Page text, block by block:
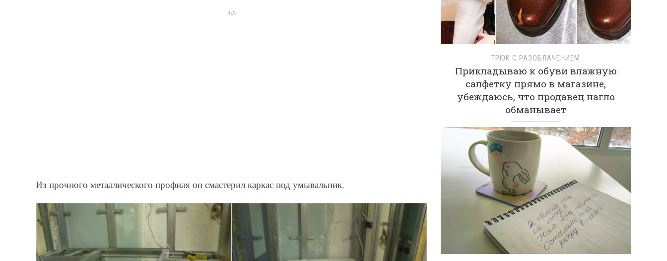
Ads
Из прочного металлического профиля он смастерил каркас под умывальник.
ТРЮК С РАЗОБЛАЧЕНИЕМ
Прикладываю к обуви влажную
салфетку прямо в магазине,
убеждаюсь, что продавец нагло
обманывает